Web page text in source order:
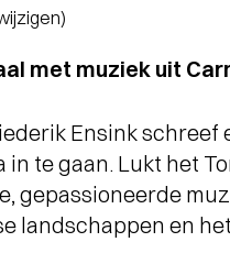
met muziek uit
Ensink schreef
in te gaan. Lukt het
gepassioneerde
landschappen en